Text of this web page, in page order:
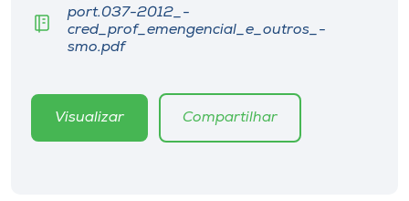
Biblioteca
Editora
port.037-2012_-
cred_prof_emengencial_e_outros_-
smo.pdf
Visualizar Compartilhar